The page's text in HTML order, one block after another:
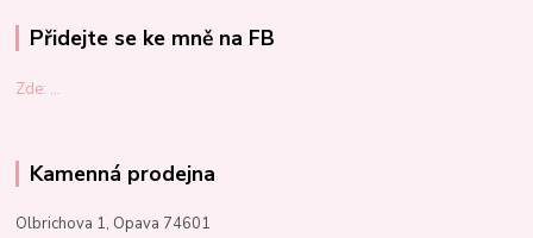
Přidejte se ke mně na FB
Zde: ...
Kamenná prodejna
Olbrichova 1, Opava 74601